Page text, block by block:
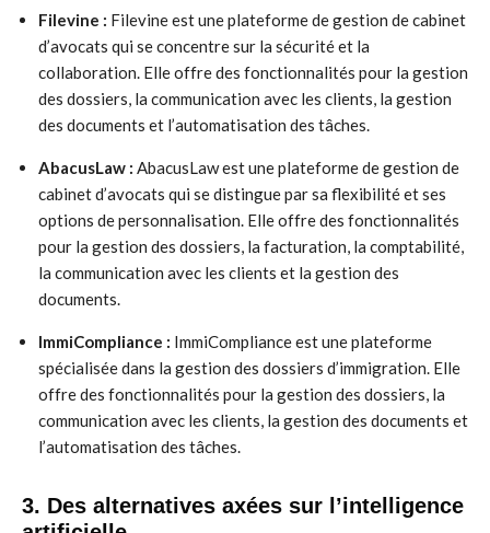
Filevine : Filevine est une plateforme de gestion de cabinet
d’avocats qui se concentre sur la sécurité et la
collaboration. Elle offre des fonctionnalités pour la gestion
des dossiers, la communication avec les clients, la gestion
des documents et l’automatisation des tâches.
AbacusLaw : AbacusLaw est une plateforme de gestion de
cabinet d’avocats qui se distingue par sa flexibilité et ses
options de personnalisation. Elle offre des fonctionnalités
pour la gestion des dossiers, la facturation, la comptabilité,
la communication avec les clients et la gestion des
documents.
ImmiCompliance : ImmiCompliance est une plateforme
spécialisée dans la gestion des dossiers d’immigration. Elle
offre des fonctionnalités pour la gestion des dossiers, la
communication avec les clients, la gestion des documents et
l’automatisation des tâches.
3. Des alternatives axées sur l’intelligence